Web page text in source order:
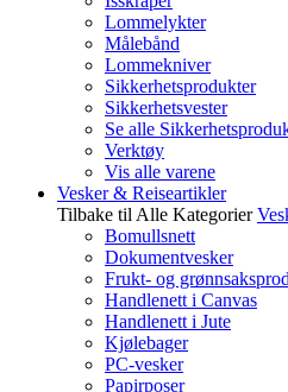
Lommelykter
Målebånd
Lommekniver
Sikkerhetsprodukter
Sikkerhetsvester
Se alle
Verktøy
Vis alle varene
Vesker & Reiseartikler
Tilbake til Alle Kategorier
Bomullsnett
Dokumentvesker
Frukt- og
Handlenett i Canvas
Handlenett i Jute
Kjølebager
PC-vesker
Papirposer